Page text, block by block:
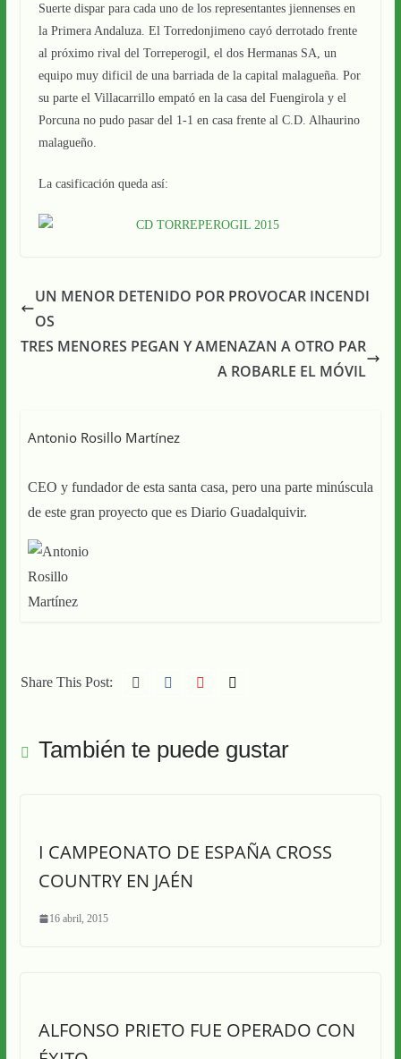
Suerte dispar para cada uno de los representantes jiennenses en
la Primera Andaluza. El Torredonjimeno cayó derrotado frente
al próximo rival del Torreperogil, el dos Hermanas SA, un
equipo muy dificil de una barriada de la capital malagueña. Por
su parte el Villacarrillo empató en la casa del Fuengirola y el
Porcuna no pudo pasar del 1-1 en casa frente al C.D. Alhaurino
malagueño.
La casificación queda así:
UN MENOR DETENIDO POR PROVOCAR INCENDI
OS
TRES MENORES PEGAN Y AMENAZAN A OTRO PAR
A ROBARLE EL MÓVIL
Antonio Rosillo Martínez
CEO y fundador de esta santa casa, pero una parte minúscula
de este gran proyecto que es Diario Guadalquivir.
Share This Post:
También te puede gustar
I CAMPEONATO DE ESPAÑA CROSS
COUNTRY EN JAÉN
16 abril, 2015
ALFONSO PRIETO FUE OPERADO CON